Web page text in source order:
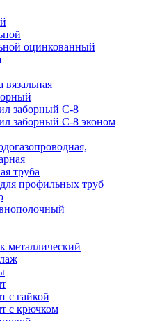
оцинкованный
вязальная
заборный С-8
заборный С-8 эконом
труба
профильных труб
металлический
с гайкой
с крючком